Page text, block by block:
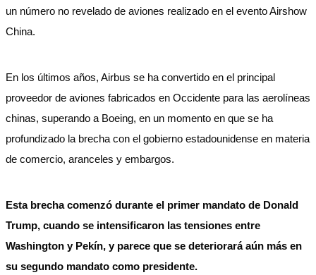
un número no revelado de aviones realizado en el evento Airshow
China.
En los últimos años, Airbus se ha convertido en el principal
proveedor de aviones fabricados en Occidente para las aerolíneas
chinas, superando a Boeing, en un momento en que se ha
profundizado la brecha con el gobierno estadounidense en materia
de comercio, aranceles y embargos.
Esta brecha comenzó durante el primer mandato de Donald
Trump, cuando se intensificaron las tensiones entre
Washington y Pekín, y parece que se deteriorará aún más en
su segundo mandato como presidente.